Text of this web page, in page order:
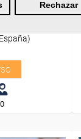
Rechazar
0